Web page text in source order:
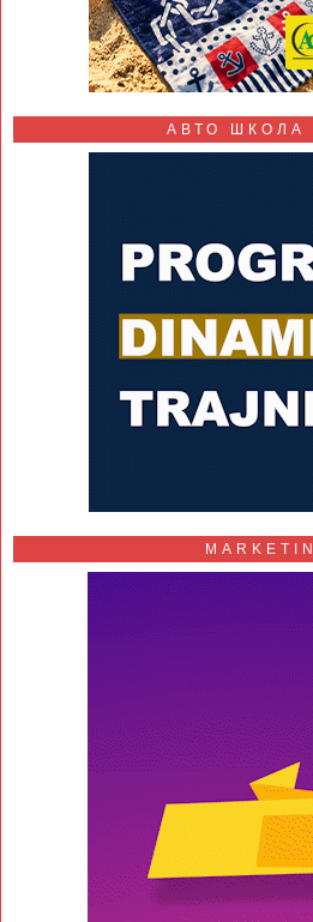
АВТО ШКОЛА